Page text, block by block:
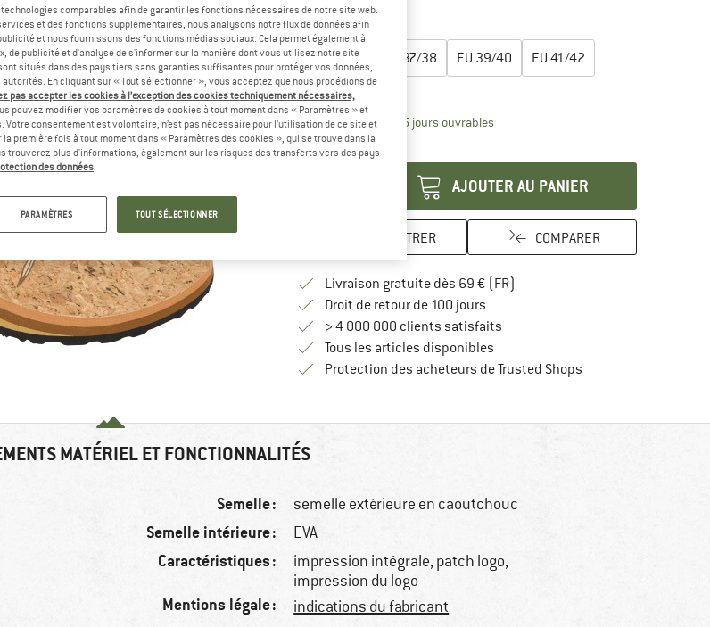
-30 % -30 %
Sélectionner taille:
EU35/36 37/38 EU 39/40 EU 41/42
Guide des tailles
Délai de livraison: 3-5 jours ouvrablesLe lien s'ouvre dans une boîte
Quantité:
AJOUTER AU PANIER
ENREGISTRER COMPARER
Livraison gratuite dès 69 € (FR)
Droit de retour de 100 joursTrouve les informations de
> 4 000 000 clients satisfaits
Tous les articles disponibles
Protection des acheteurs de Trusted ShopsTrouve toutes les
MATÉRIEL ET FONCTIONNALITÉS
Semelle : semelle extérieure en caoutchouc
Semelle intérieure : EVA
Caractéristiques :
impression intégrale, patch logo,
impression du logo
Mentions légale : indications du fabricant
comparables afin de garantir les fonctions nécessaires de notre site web.
et des fonctions supplémentaires, nous analysons notre flux de données afin
et nous fournissons des fonctions médias sociaux. Cela permet également à
de publicité et d'analyse de s'informer sur la manière dont vous utilisez notre site
situés dans des pays tiers sans garanties suffisantes pour protéger vos données,
En cliquant sur « Tout sélectionner », vous acceptez que nous procédions de
pas accepter les cookies à l’exception des cookies techniquement nécessaires,
pouvez modifier vos paramètres de cookies à tout moment dans « Paramètres » et
consentement est volontaire, n’est pas nécessaire pour l’utilisation de ce site et
première fois à tout moment dans « Paramètres des cookies », qui se trouve dans la
trouverez plus d'informations, également sur les risques des transferts vers des pays
des données.
PARAMÈTRES TOUT SÉLECTIONNER